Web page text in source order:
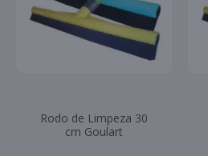
Rodo de Limpeza 30
cm Goulart